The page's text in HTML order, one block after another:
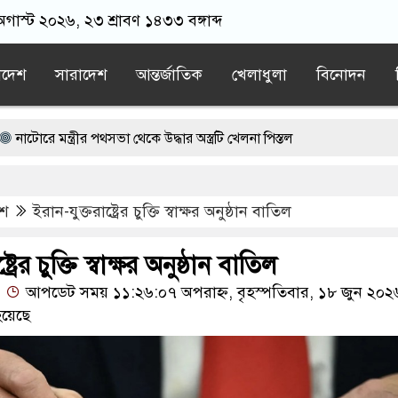
২০২৬, ২৩ শ্রাবণ ১৪৩৩ বঙ্গাব্দ
সারাদেশ আন্তর্জাতিক খেলাধুলা বিনোদন
পথসভা থেকে উদ্ধার অস্ত্রটি খেলনা পিস্তল
সিসিটিভিতে ৭ যুবক
১০০ পরিবারকে নতুন ঘর দেবেন প্রধানমন্ত্রী
ড. ইউনূসের চেয়ে ‘হাজারগুণ ভালো’ দেশ চালাচ্ছেন তারেক রহমান:
ইরান-যুক্তরাষ্ট্রের চুক্তি স্বাক্ষর অনুষ্ঠান বাতিল
চুক্তি স্বাক্ষর অনুষ্ঠান বাতিল
আপডেট সময় ১১:২৬:০৭ অপরাহ্ন, বৃহস্পতিবার, ১৮ জুন